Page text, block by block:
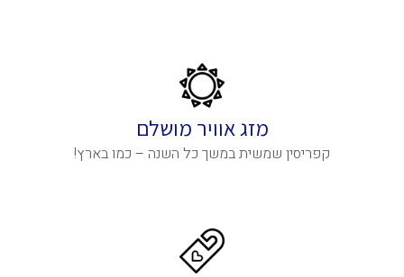
מזג אוויר מושלם
קפריסין שמשית במשך כל השנה – כמו בארץ!